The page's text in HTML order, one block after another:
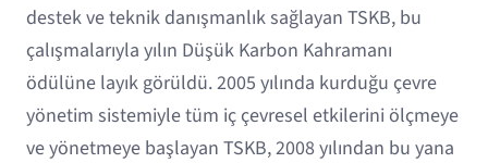
destek ve teknik danışmanlık sağlayan TSKB, bu
çalışmalarıyla yılın Düşük Karbon Kahramanı
ödülüne layık görüldü. 2005 yılında kurduğu çevre
yönetim sistemiyle tüm iç çevresel etkilerini ölçmeye
ve yönetmeye başlayan TSKB, 2008 yılından bu yana